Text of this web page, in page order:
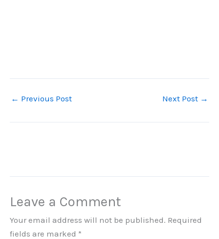
← Previous Post Next Post →
Leave a Comment
Your email address will not be published. Required
fields are marked *